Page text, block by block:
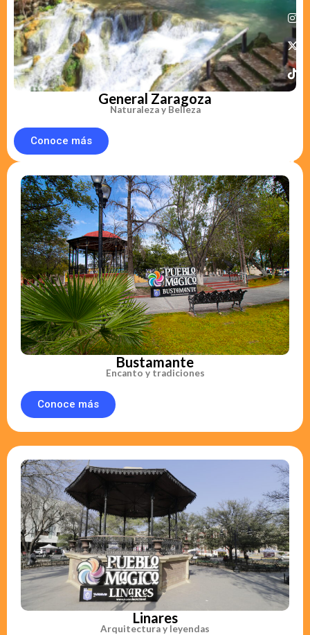
General Zaragoza
Naturaleza y Belleza
Conoce más
Bustamante
Encanto y tradiciones
Conoce más
Linares
Arquitectura y leyendas